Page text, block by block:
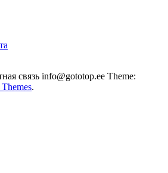
связь info@gototop.ee Theme:
.